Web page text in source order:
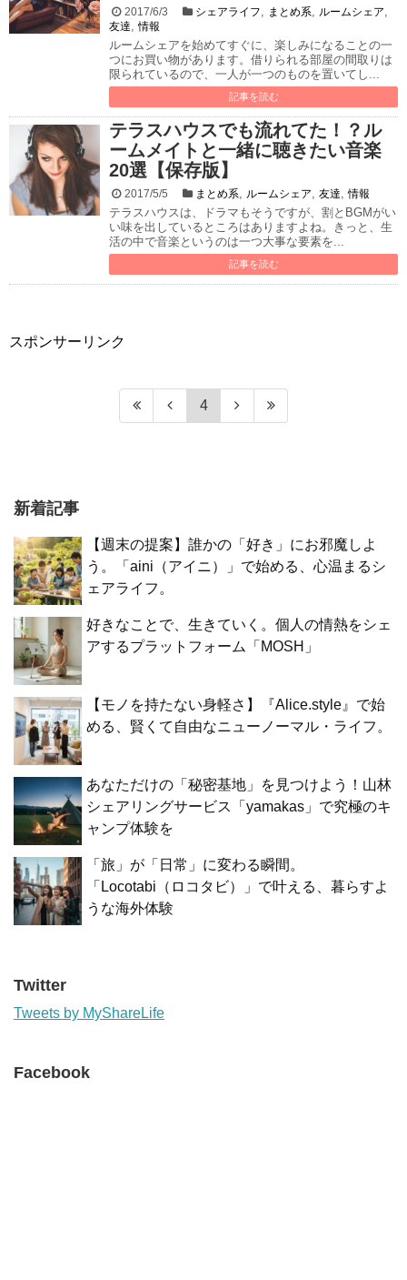
2017/6/3 シェアライフ, まとめ系, ルームシェア,
友達,情報
ルームシェアを始めてすぐに、楽しみになることの一
つにお買い物があります。借りられる部屋の間取りは
限られているので、一人が一つのものを置いてし...
記事を読む
テラスハウスでも流れてた！？ル
ームメイトと一緒に聴きたい音楽
20選【保存版】
2017/5/5 まとめ系, ルームシェア, 友達,情報
テラスハウスは、ドラマもそうですが、割とBGMがい
い味を出しているところはありますよね。きっと、生
活の中で音楽というのは一つ大事な要素を...
記事を読む
スポンサーリンク
4
新着記事
【週末の提案】誰かの「好き」にお邪魔しよ
う。「aini（アイニ）」で始める、心温まるシ
ェアライフ。
好きなことで、生きていく。個人の情熱をシェ
アするプラットフォーム「MOSH」
【モノを持たない身軽さ】『Alice.style』で始
める、賢くて自由なニューノーマル・ライフ。
あなただけの「秘密基地」を見つけよう！山林
シェアリングサービス「yamakas」で究極のキ
ャンプ体験を
「旅」が「日常」に変わる瞬間。
「Locotabi（ロコタビ）」で叶える、暮らすよ
うな海外体験
Twitter
Tweets by MyShareLife
Facebook